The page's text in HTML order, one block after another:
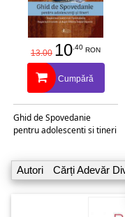
13.00 10 .40 RON
Cumpără
Ghid de Spovedanie
pentru adolescenti si tineri
Autori Cărți Adevăr